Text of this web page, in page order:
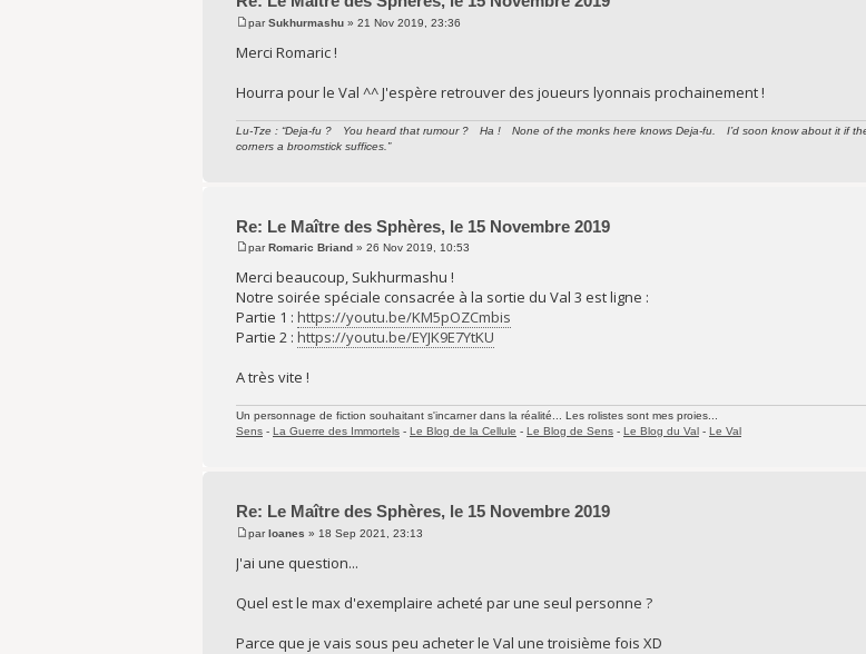
parSukhurmashu » 21 Nov 2019, 23:36
Merci Romaric !
Hourra pour le Val ^^ J'espère retrouver des joueurs lyonnais prochainement !
Lu-Tze : “Deja-fu ? You heard that rumour ? Ha ! None of the monks here knows Deja-fu. I’d soon know about it if
corners a broomstick suffices.”
Re: Le Maître des Sphères, le 15 Novembre 2019
parRomaric Briand » 26 Nov 2019, 10:53
Merci beaucoup, Sukhurmashu !
Notre soirée spéciale consacrée à la sortie du Val 3 est ligne :
Partie 1 : https://youtu.be/KM5pOZCmbis
Partie 2 : https://youtu.be/EYJK9E7YtKU
A très vite !
Un personnage de fiction souhaitant s'incarner dans la réalité... Les rolistes sont mes proies...
Sens - La Guerre des Immortels - Le Blog de la Cellule - Le Blog de Sens - Le Blog du Val - Le Val
Re: Le Maître des Sphères, le 15 Novembre 2019
parIoanes » 18 Sep 2021, 23:13
J'ai une question...
Quel est le max d'exemplaire acheté par une seul personne ?
Parce que je vais sous peu acheter le Val une troisième fois XD